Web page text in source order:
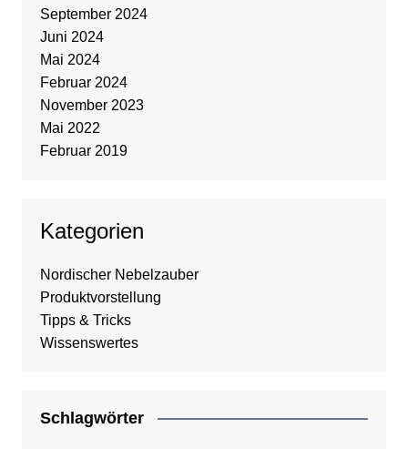
September 2024
Juni 2024
Mai 2024
Februar 2024
November 2023
Mai 2022
Februar 2019
Kategorien
Nordischer Nebelzauber
Produktvorstellung
Tipps & Tricks
Wissenswertes
Schlagwörter